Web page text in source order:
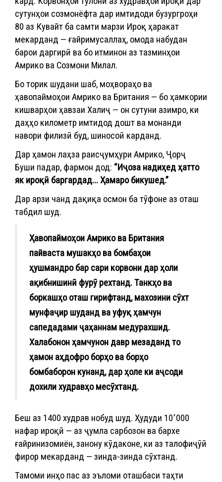
сутунҳои созмонёфта дар имтидоди бузургроҳи
80 аз Кувайт ба самти марзи Ироқ ҳаракат
мекарданд — ғайримусаллаҳ, омода набудан
барои даргирӣ ва бо итминон аз тазминҳои
Амрико ва Созмони Милал.
Бо торик шудани шаб, моҳвораҳо ва
ҳавопаймоҳои Амрико ва Британия — бо ҳамкории
кишварҳои ҳавзаи Халиҷ — он сутуни азимро, ки
даҳҳо километр имтидод дошт ва монанди
навори филизӣ буд, шиносоӣ карданд.
Дар ҳамон лаҳза раисҷумҳури Амрико, Ҷорҷ
Буши падар, фармон дод: “Иҷоза надиҳед ҳатто
як ироқӣ баргардад... Ҳамаро бикушед.”
Дар арзи чанд дақиқа осмон ба тӯфоне аз оташ
табдил шуд.
Ҳавопаймоҳои Амрико ва Британия
пайваста мушакҳо ва бомбаҳои
ҳушмандро бар сари корвони дар ҳоли
ақибнишинӣ фурӯ рехтанд. Танкҳо ва
боркашҳо оташ гирифтанд, махозини сӯхт
мунфаҷир шуданд ва уфуқ ҳамчун
сапедадами ҷаҳаннам медурахшид.
Халабонон ҳамчунон давр мезаданд то
ҳамон аҳдофро борҳо ва борҳо
бомбаборон кунанд, дар ҳоле ки аҷсоди
дохили худравҳо месӯхтанд.
Беш аз 1400 худрав нобуд шуд. Ҳудуди 10٬000
нафар ироқӣ — аз ҷумла сарбозон ва бархе
ғайринизомиён, занону кӯдаконе, ки аз талофиҷӯӣ
фирор мекарданд — зинда-зинда сӯхтанд.
Тамоми инҳо пас аз эъломи оташбаси таҳти